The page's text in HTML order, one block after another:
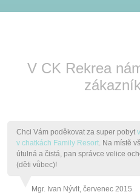
V CK Rekrea
Chci Vám poděkovat za super pobyt
v chatkách Family Resort. Na místě
útulná a čistá, pan správce velice
(děti vůbec)!
Mgr. Ivan Nývlt, červenec 2015